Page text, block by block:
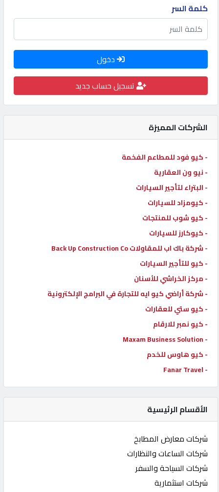
كيو
نمبر
كيو
كارز
كيو
ماركت
الدليل
القطري
POWERED
QHOST
كلمة السر
دخول
تسجيل حساب جديد
الشركات المميزة
- كيو فود للمطاعم الفخمة
- نيو ون العقارية
- البتراء لتأجير السيارات
- كيومزاد للسيارات
- كيو شوب للمنتجات
- كيوكارز للسيارات
- شركة باك اب للمقاولات Back Up Construction Co
- كيو للتأجير السيارات
- مركز الخراشي للأسنان
- شركة أراضي كيو ايه للتجارة في البرامج الإلكترونية
- كيو ستي للعقارات
- كيو نمبر للارقام
- Maxam Business Solution
- كيو هاوس للخدم
- Fanar Travel
الأقسام الرئيسية
شركات معارض المطابخ
شركات الساعات والنظارات
شركات السياحة والسفر
شركات استثمارية